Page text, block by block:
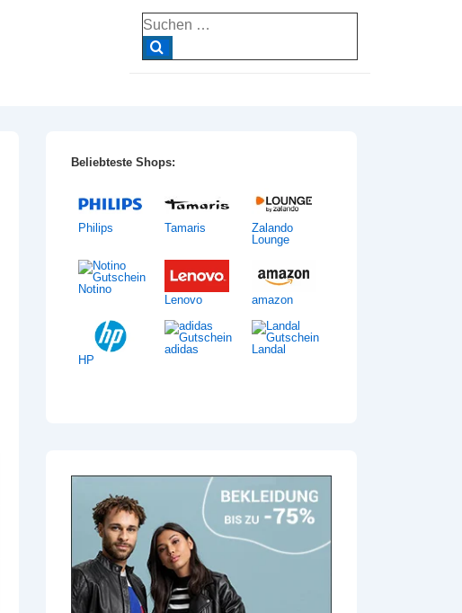
Suche
nach:
Beliebteste Shops:
Philips Tamaris
Zalando
Lounge
Notino
Lenovo
amazon
HP
adidas Landal